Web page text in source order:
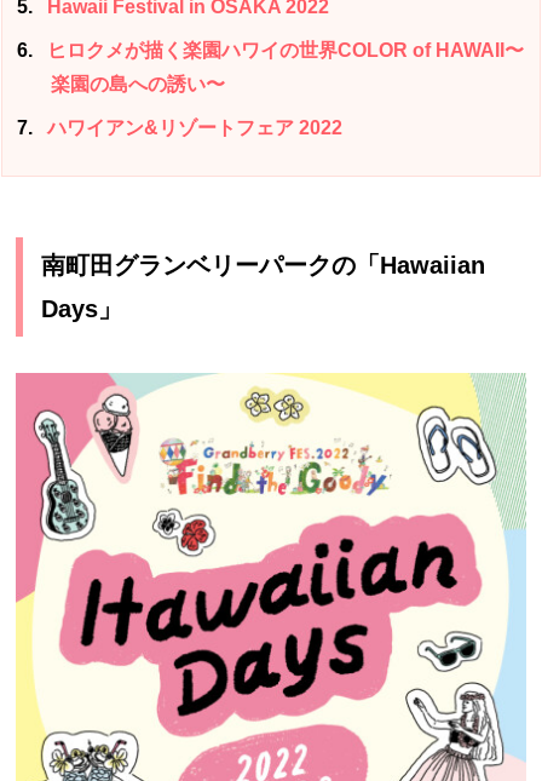
5 Hawaii Festival in OSAKA 2022
6
ヒロクメが描く楽園ハワイの世界COLOR of HAWAII〜
楽園の島への誘い〜
7 ハワイアン&リゾートフェア 2022
南町田グランベリーパークの「Hawaiian
Days」